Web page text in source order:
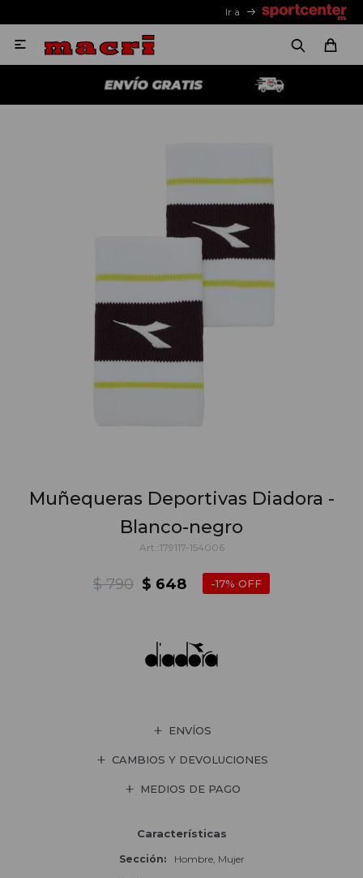
Ir a

Muñequeras Deportivas Diadora -
Blanco-negro
179117-154006
$ 648
$ 790 17
ENVÍOS
CAMBIOS Y DEVOLUCIONES
MEDIOS DE PAGO
Características
Sección Hombre, Mujer